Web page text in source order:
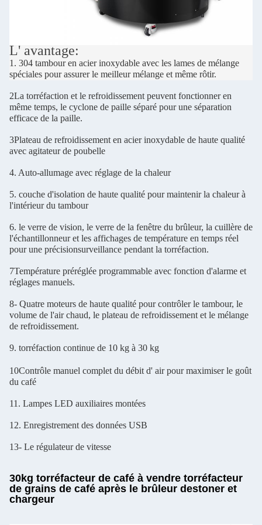
L' avantage:
1. 304 tambour en acier inoxydable avec les lames de mélange
spéciales pour assurer le meilleur mélange et même rôtir.
2La torréfaction et le refroidissement peuvent fonctionner en
même temps, le cyclone de paille séparé pour une séparation
efficace de la paille.
3Plateau de refroidissement en acier inoxydable de haute qualité
avec agitateur de poubelle
4. Auto-allumage avec réglage de la chaleur
5. couche d'isolation de haute qualité pour maintenir la chaleur à
l'intérieur du tambour
6. le verre de vision, le verre de la fenêtre du brûleur, la cuillère de
l'échantillonneur et les affichages de température en temps réel
pour une précisionsurveillance pendant la torréfaction.
7Température préréglée programmable avec fonction d'alarme et
réglages manuels.
8- Quatre moteurs de haute qualité pour contrôler le tambour, le
volume de l'air chaud, le plateau de refroidissement et le mélange
de refroidissement.
9. torréfaction continue de 10 kg à 30 kg
10Contrôle manuel complet du débit d' air pour maximiser le goût
du café
11. Lampes LED auxiliaires montées
12. Enregistrement des données USB
13- Le régulateur de vitesse
30kg torréfacteur de café à vendre torréfacteur
de grains de café après le brûleur destoner et
chargeur